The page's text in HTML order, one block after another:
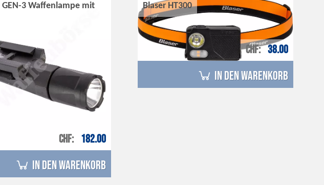
GEN-3 Waffenlampe mit
CHF 182.00
in den Warenkorb
Blaser HT300
CHF 38.00
in den Warenkorb